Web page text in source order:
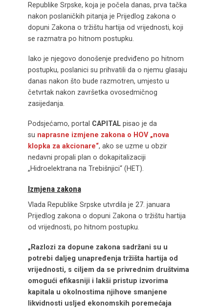
Republike Srpske, koja je počela danas, prva tačka
nakon poslaničkih pitanja je Prijedlog zakona o
dopuni Zakona o tržištu hartija od vrijednosti, koji
se razmatra po hitnom postupku.
Iako je njegovo donošenje predviđeno po hitnom
postupku, poslanici su prihvatili da o njemu glasaju
danas nakon što bude razmotren, umjesto u
četvrtak nakon završetka ovosedmičnog
zasijedanja.
Podsjećamo, portal CAPITALpisao je da
su naprasne izmjene zakona o HOV „nova
klopka za akcionare“, ako se uzme u obzir
nedavni propali plan o dokapitalizaciji
„Hidroelektrana na Trebišnjici“ (HET).
Izmjena zakona
Vlada Republike Srpske utvrdila je 27. januara
Prijedlog zakona o dopuni Zakona o tržištu hartija
od vrijednosti, po hitnom postupku.
„Razlozi za dopune zakona sadržani su u
potrebi daljeg unapređenja tržišta hartija od
vrijednosti, s ciljem da se privrednim društvima
omogući efikasniji i lakši pristup izvorima
kapitala u okolnostima njihove smanjene
likvidnosti usljed ekonomskih poremećaja